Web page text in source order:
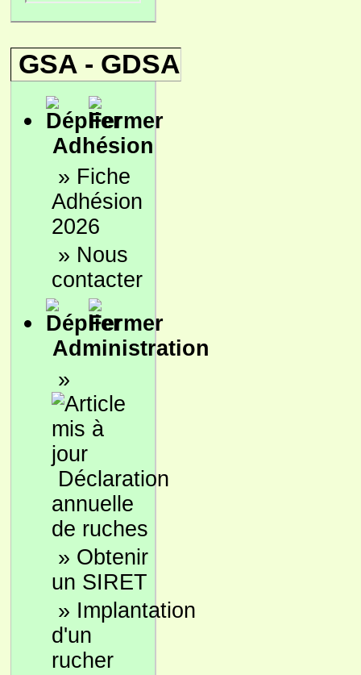
GSA - GDSA
Adhésion
» Fiche
Adhésion
2026
» Nous
contacter
Administration
»
Déclaration
annuelle
de ruches
» Obtenir
un SIRET
» Implantation
d'un
rucher